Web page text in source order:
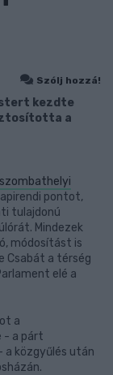
Szólj hozzá!
kezdte
a
pontot,
tulajdonú
Mindezek
módosítást is
Csabát a térség
elé a
a
- a párt
a közgyűlés után